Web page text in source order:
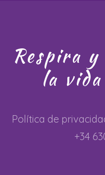
Respira
la
Política de
+34